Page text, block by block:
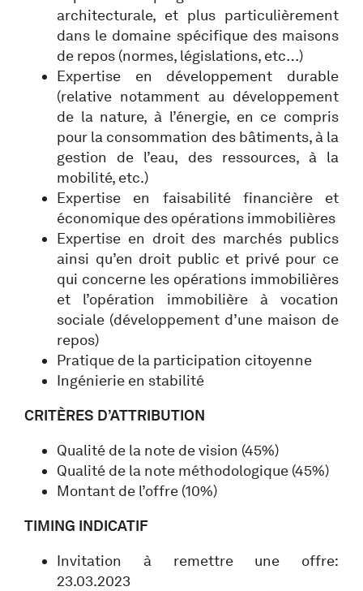
architecturale, et plus particulièrement
dans le domaine spécifique des maisons
de repos (normes, législations, etc…)
Expertise en développement durable
(relative notamment au développement
de la nature, à l’énergie, en ce compris
pour la consommation des bâtiments, à la
gestion de l’eau, des ressources, à la
mobilité, etc.)
Expertise en faisabilité financière et
économique des opérations immobilières
Expertise en droit des marchés publics
ainsi qu’en droit public et privé pour ce
qui concerne les opérations immobilières
et l’opération immobilière à vocation
sociale (développement d’une maison de
repos)
Pratique de la participation citoyenne
Ingénierie en stabilité
CRITÈRES D’ATTRIBUTION
Qualité de la note de vision (45%)
Qualité de la note méthodologique (45%)
Montant de l’offre (10%)
TIMING INDICATIF
Invitation à remettre une offre:
23.03.2023